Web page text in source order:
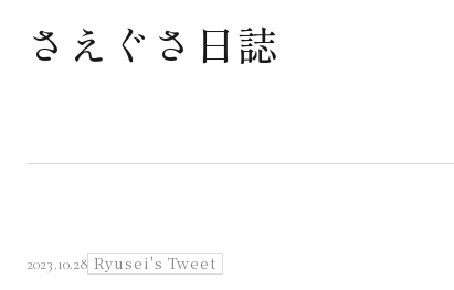
武道と医道
さえぐさ日誌
さえぐさ日誌
2023.10.28 Ryusei's Tweet